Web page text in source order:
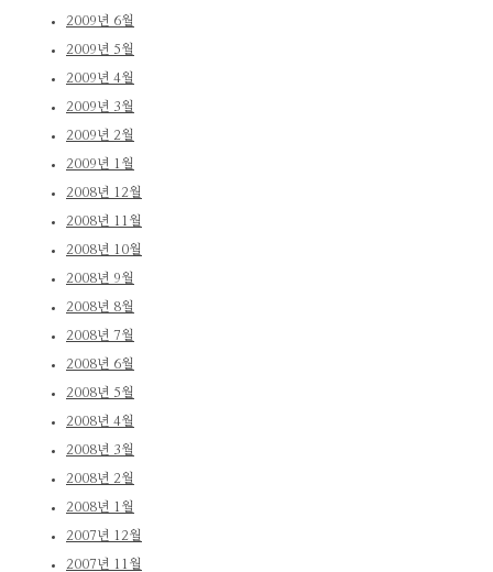
2009년 6월
2009년 5월
2009년 4월
2009년 3월
2009년 2월
2009년 1월
2008년 12월
2008년 11월
2008년 10월
2008년 9월
2008년 8월
2008년 7월
2008년 6월
2008년 5월
2008년 4월
2008년 3월
2008년 2월
2008년 1월
2007년 12월
2007년 11월